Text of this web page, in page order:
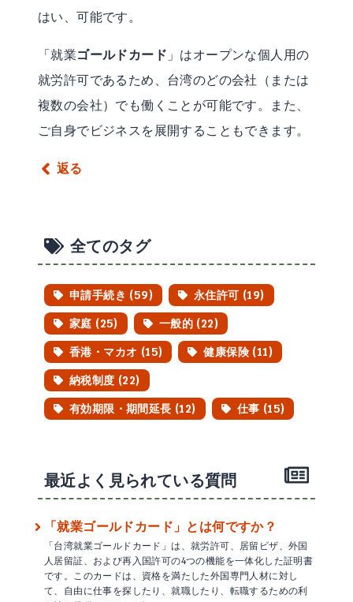
はい、可能です。
「就業ゴールドカード 」はオープンな個人用の
就労許可であるため、台湾のどの会社（または
複数の会社）でも働くことが可能です。また、
ご自身でビジネスを展開することもできます。
返る
全てのタグ
申請手続き (59)
永住許可 (19)
家庭 (25)
一般的 (22)
香港・マカオ (15)
健康保険 (11)
納税制度 (22)
有効期限・期間延長 (12)
仕事 (15)
最近よく見られている質問
「就業ゴールドカード」とは何ですか？
「台湾就業ゴールドカード」は、就労許可、居留ビザ、外国
人居留証、および再入国許可の4つの機能を一体化した証明書
です。このカードは、資格を満たした外国専門人材に対し
て、自由に仕事を探したり、就職したり、転職するための利